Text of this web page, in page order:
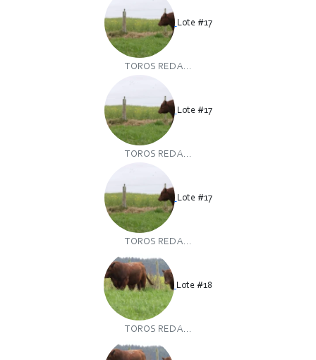
Lote #17
TOROS RED A...
Lote #17
TOROS RED A...
Lote #17
TOROS RED A...
Lote #18
TOROS RED A...